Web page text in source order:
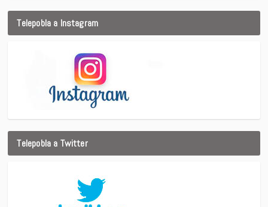
Telepobla a Instagram
Telepobla a Twitter